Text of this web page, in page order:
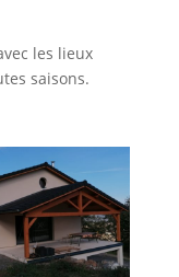
les lieux
saisons.